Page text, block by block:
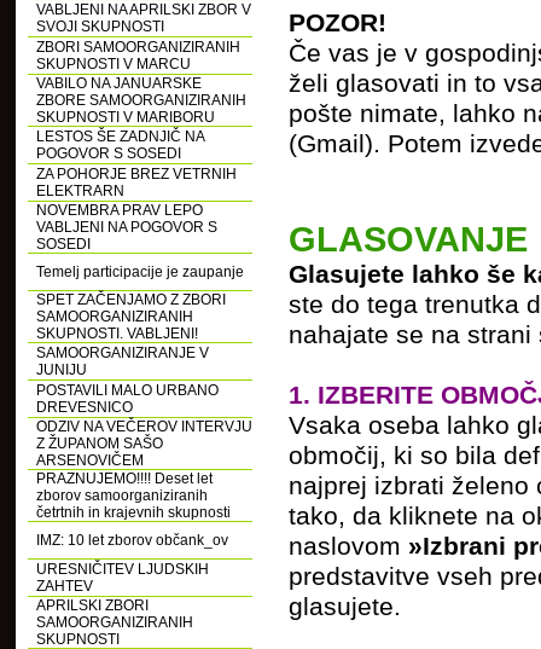
VABLJENI NA APRILSKI ZBOR V
SVOJI SKUPNOSTI
ZBORI SAMOORGANIZIRANIH
SKUPNOSTI V MARCU
VABILO NA JANUARSKE
ZBORE SAMOORGANIZIRANIH
SKUPNOSTI V MARIBORU
LESTOS ŠE ZADNJIČ NA
POGOVOR S SOSEDI
ZA POHORJE BREZ VETRNIH
ELEKTRARN
NOVEMBRA PRAV LEPO
VABLJENI NA POGOVOR S
SOSEDI
Temelj participacije je zaupanje
SPET ZAČENJAMO Z ZBORI
SAMOORGANIZIRANIH
SKUPNOSTI. VABLJENI!
SAMOORGANIZIRANJE V
JUNIJU
POSTAVILI MALO URBANO
DREVESNICO
ODZIV NA VEČEROV INTERVJU
Z ŽUPANOM SAŠO
ARSENOVIČEM
PRAZNUJEMO!!!! Deset let
zborov samoorganiziranih
četrtnih in krajevnih skupnosti
IMZ: 10 let zborov občank_ov
URESNIČITEV LJUDSKIH
ZAHTEV
APRILSKI ZBORI
SAMOORGANIZIRANIH
SKUPNOSTI
POZOR!
Če vas je v
želi glasovati in to
pošte nimate, lahko
(Gmail). Potem
GLASOVANJE
Glasujete lahko še
ste do tega trenutka
nahajate se na
1. IZBERITE
Vsaka oseba lahko
območij, ki so bila
najprej izbrati želeno
tako, da kliknete na
naslovom »Izbrani
predstavitve vseh
glasujete.